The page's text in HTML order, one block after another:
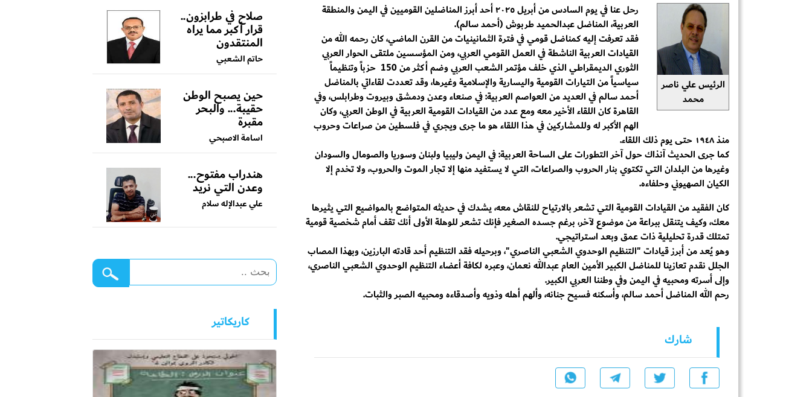
الرئيس علي ناصر
محمد
رحل عنا في يوم السادس من أبريل ٢٠٢٥ أحد أبرز المناضلين القوميين في اليمن والمنطقة
العربية، المناضل عبدالحميد طربوش (أحمد سالم).
فقد تعرفت إليه كمناضل قومي في فترة الثمانينيات من القرن الماضي، كان رحمه الله من
القيادات العربية الناشطة في العمل القومي العربي، ومن المؤسسين ملتقى الحوار العربي
الثوري الديمقراطي الذي خلف مؤتمر الشعب العربي وضم أكثر من 150 حزباً وتنظيماً
سياسياً من التيارات القومية واليسارية والإسلامية وغيرها، وقد تعددت لقاءاتي بالمناضل
أحمد سالم في العديد من العواصم العربية: في صنعاء وعدن ودمشق وبيروت وطرابلس، وفي
القاهرة كان اللقاء الأخير معه ومع عدد من القيادات القومية العربية في الوطن العربي، وكان
الهم الأكبر له وللمشاركين في هذا اللقاء هو ما جرى ويجري في فلسطين من صراعات وحروب
منذ ١٩٤٨ حتى يوم ذلك اللقاء.
كما جرى الحديث آنذاك حول آخر التطورات على الساحة العربية: في اليمن وليبيا ولبنان وسوريا والصومال والسودان
وغيرها من البلدان التي تكتوي بنار الحروب والصراعات، التي لا يستفيد منها إلا تجار الموت والحروب، ولا تخدم إلا
الكيان الصهيوني وحلفاءه.
كان الفقيد من القيادات القومية التي تشعر بالارتياح للنقاش معه، يشدك في حديثه المتواضع بالمواضيع التي يثيرها
معك، وكيف يتنقل ببراعة من موضوع لآخر، برغم جسده الصغير فإنك تشعر للوهلة الأولى أنك تقف أمام شخصية قومية
تمتلك قدرة تحليلية ذات عمق وبعد استراتيجي.
وهو يُعد من أبرز قيادات "التنظيم الوحدوي الشعبي الناصري"، وبرحيله فقد التنظيم أحد قادته البارزين، وبهذا المصاب
الجلل نقدم تعازينا للمناضل الكبير الأمين العام عبدالله نعمان، وعبره لكافة أعضاء التنظيم الوحدوي الشعبي الناصري،
وإلى أسرته ومحبيه في اليمن وفي وطننا العربي الكبير.
رحم الله المناضل أحمد سالم، وأسكنه فسيح جنانه، وألهم أهله وذويه وأصدقاءه ومحبيه الصبر والثبات.
شارك
صلاح في طرابزون..
قرار أكبر مما يراه
المنتقدون
حاتم الشعبي
حين يصبح الوطن
حقيبة... والبحر
مقبرة
اسامة الاصبحي
هندراب مفتوح...
وعدن التي نريد
علي عبدالإله سلام
كاريكاتير